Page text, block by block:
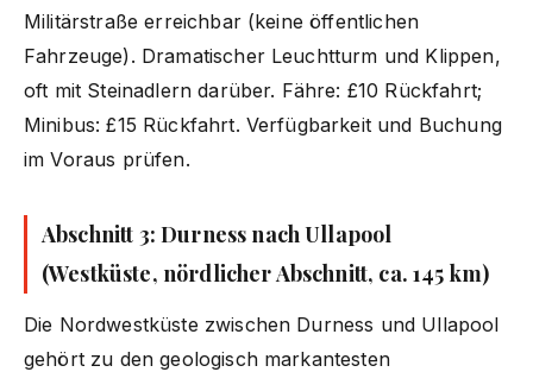
Militärstraße erreichbar (keine öffentlichen
Fahrzeuge). Dramatischer Leuchtturm und Klippen,
oft mit Steinadlern darüber. Fähre: £10 Rückfahrt;
Minibus: £15 Rückfahrt. Verfügbarkeit und Buchung
im Voraus prüfen.
Abschnitt 3: Durness nach Ullapool
(Westküste, nördlicher Abschnitt, ca. 145 km)
Die Nordwestküste zwischen Durness und Ullapool
gehört zu den geologisch markantesten